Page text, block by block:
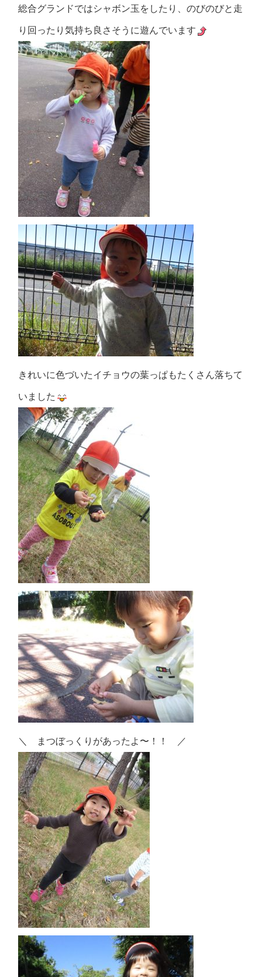
総合グランドではシャボン玉をしたり、のびのびと走
り回ったり気持ち良さそうに遊んでいます
きれいに色づいたイチョウの葉っぱもたくさん落ちて
いました
＼ まつぼっくりがあったよ〜！！ ／